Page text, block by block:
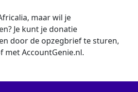
, maar wil je
Je kunt je donatie
door de opzegbrief te sturen,
met AccountGenie.nl.